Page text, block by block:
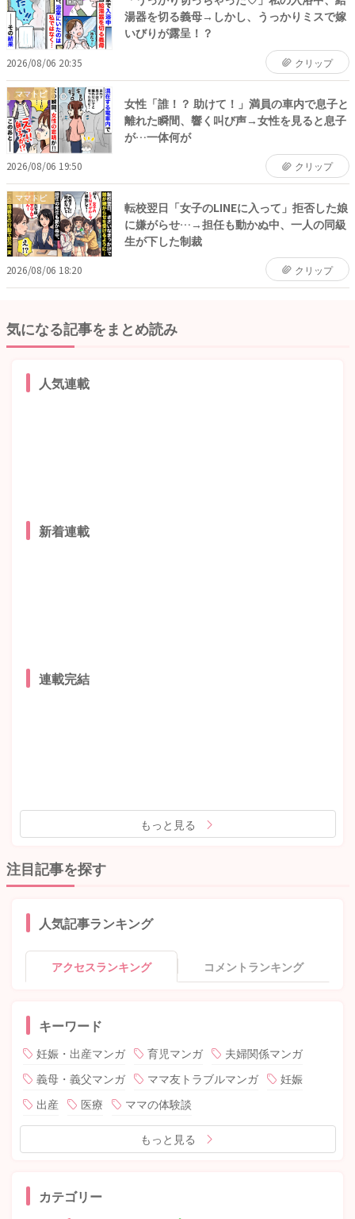
湯器を切る義母→しかし、うっかりミスで嫁
いびりが露呈！？
2026/08/06 20:35 クリップ
ママトピ
女性「誰！？ 助けて！」満員の車内で息子と
離れた瞬間、響く叫び声→女性を見ると息子
が…一体何が
2026/08/06 19:50 クリップ
ママトピ
転校翌日「女子のLINEに入って」拒否した娘
に嫌がらせ…→担任も動かぬ中、一人の同級
生が下した制裁
2026/08/06 18:20 クリップ
気になる記事をまとめ読み
人気連載
新着連載
連載完結
もっと見る
注目記事を探す
人気記事ランキング
アクセスランキング コメントランキング
キーワード
妊娠・出産マンガ 育児マンガ
夫婦関係マンガ
義母・義父マンガ
ママ友トラブルマンガ
妊娠
出産
医療 ママの体験談
もっと見る
カテゴリー